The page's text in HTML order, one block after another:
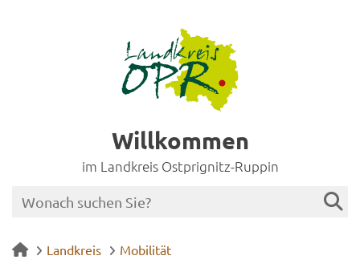
Willkommen
im Landkreis Ostprignitz-Ruppin
Landkreis Mobilität